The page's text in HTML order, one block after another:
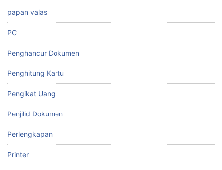
papan valas
PC
Penghancur Dokumen
Penghitung Kartu
Pengikat Uang
Penjilid Dokumen
Perlengkapan
Printer